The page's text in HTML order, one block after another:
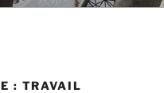
: TRAVAIL